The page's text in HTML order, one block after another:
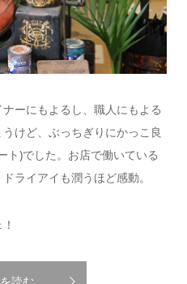
ーにもよるし、職人にもよる
けど、ぶっちぎりにかっこ良
ト)でした。お店で働いている
ライアイも潤うほど感動。